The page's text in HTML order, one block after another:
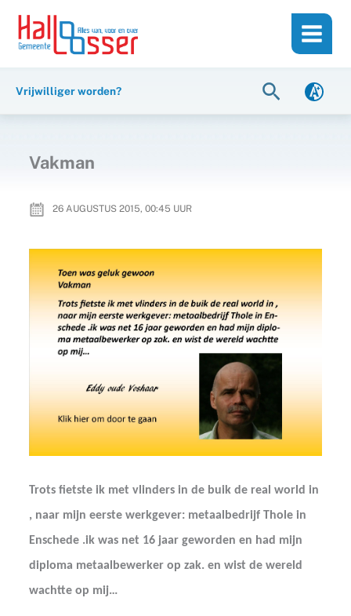
inhoud
naar
Vrijwilliger worden? Zoeken
Vakman
26 AUGUSTUS 2015, 00:45 UUR
Trots fietste ik met vlinders in de buik de real world in
, naar mijn eerste werkgever: metaalbedrijf Thole in
Enschede .ik was net 16 jaar geworden en had mijn
diploma metaalbewerker op zak. en wist de wereld
wachtte op mij…